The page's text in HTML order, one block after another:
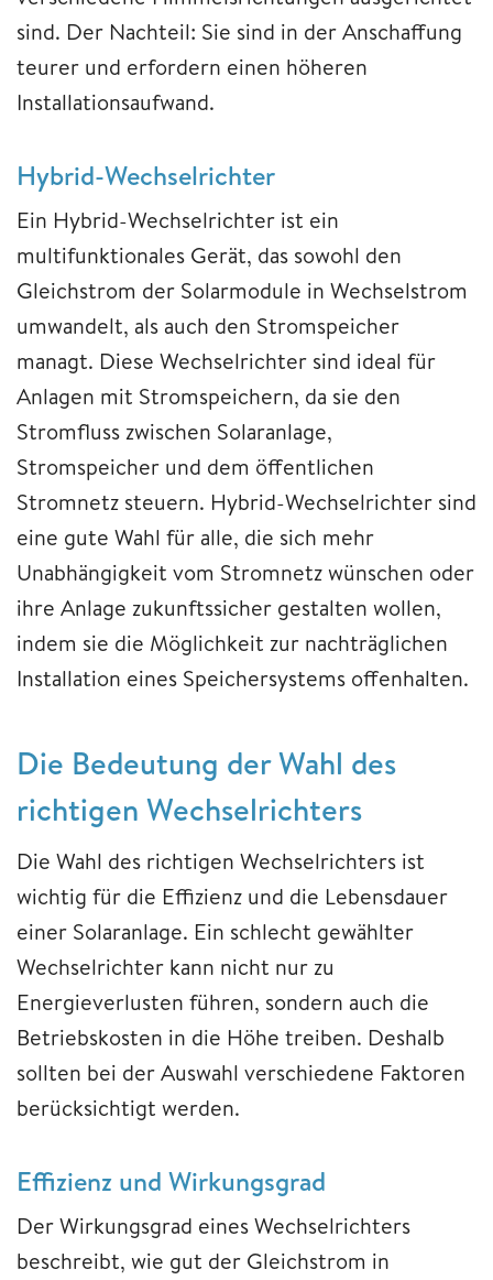
sind. Der Nachteil: Sie sind in der Anschaffung
teurer und erfordern einen höheren
Installationsaufwand.
Hybrid-Wechselrichter
Ein Hybrid-Wechselrichter ist ein
multifunktionales Gerät, das sowohl den
Gleichstrom der Solarmodule in Wechselstrom
umwandelt, als auch den Stromspeicher
managt. Diese Wechselrichter sind ideal für
Anlagen mit Stromspeichern, da sie den
Stromfluss zwischen Solaranlage,
Stromspeicher und dem öffentlichen
Stromnetz steuern. Hybrid-Wechselrichter sind
eine gute Wahl für alle, die sich mehr
Unabhängigkeit vom Stromnetz wünschen oder
ihre Anlage zukunftssicher gestalten wollen,
indem sie die Möglichkeit zur nachträglichen
Installation eines Speichersystems offenhalten.
Die Bedeutung der Wahl des
richtigen Wechselrichters
Die Wahl des richtigen Wechselrichters ist
wichtig für die Effizienz und die Lebensdauer
einer Solaranlage. Ein schlecht gewählter
Wechselrichter kann nicht nur zu
Energieverlusten führen, sondern auch die
Betriebskosten in die Höhe treiben. Deshalb
sollten bei der Auswahl verschiedene Faktoren
berücksichtigt werden.
Effizienz und Wirkungsgrad
Der Wirkungsgrad eines Wechselrichters
beschreibt, wie gut der Gleichstrom in